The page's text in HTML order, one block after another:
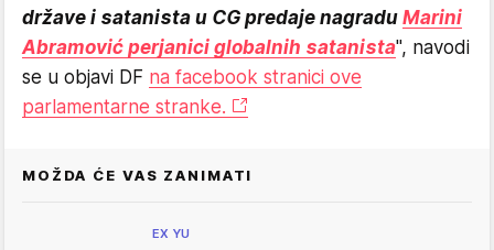
države i satanista u CG predaje nagradu Marini
Abramović perjanici globalnih satanista", navodi
se u objavi DF na facebook stranici ove
parlamentarne stranke.
MOŽDA ĆE VAS ZANIMATI
EX YU